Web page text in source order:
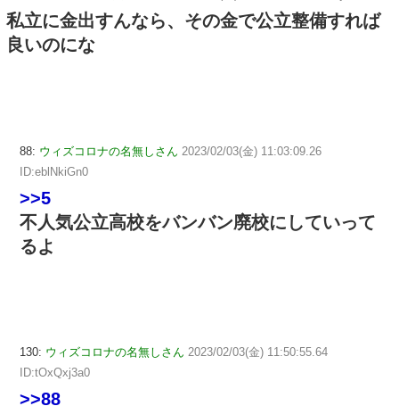
私立に金出すんなら、その金で公立整備すれば
良いのにな
88: ウィズコロナの名無しさん 2023/02/03(金) 11:03:09.26
ID:eblNkiGn0
>>5
不人気公立高校をバンバン廃校にしていって
るよ
130: ウィズコロナの名無しさん 2023/02/03(金) 11:50:55.64
ID:tOxQxj3a0
>>88